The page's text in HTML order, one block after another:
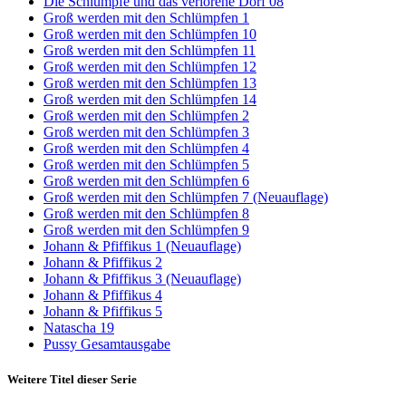
Groß werden mit den Schlümpfen 1
Groß werden mit den Schlümpfen 10
Groß werden mit den Schlümpfen 11
Groß werden mit den Schlümpfen 12
Groß werden mit den Schlümpfen 13
Groß werden mit den Schlümpfen 14
Groß werden mit den Schlümpfen 2
Groß werden mit den Schlümpfen 3
Groß werden mit den Schlümpfen 4
Groß werden mit den Schlümpfen 5
Groß werden mit den Schlümpfen 6
Groß werden mit den Schlümpfen 7 (Neuauflage)
Groß werden mit den Schlümpfen 8
Groß werden mit den Schlümpfen 9
Johann & Pfiffikus 1 (Neuauflage)
Johann & Pfiffikus 2
Johann & Pfiffikus 3 (Neuauflage)
Johann & Pfiffikus 4
Johann & Pfiffikus 5
Natascha 19
Pussy Gesamtausgabe
Weitere Titel dieser Serie